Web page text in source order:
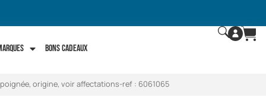
Bons Cadeaux
origine, voir affectations-ref : 6061065